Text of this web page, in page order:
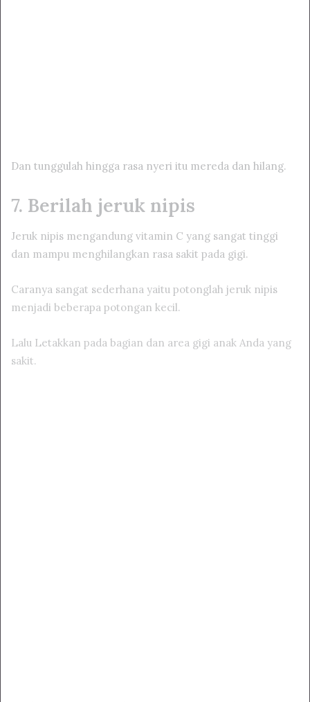
Dan tunggulah hingga rasa nyeri itu mereda dan hilang.
7. Berilah jeruk nipis
Jeruk nipis mengandung vitamin C yang sangat tinggi
dan mampu menghilangkan rasa sakit pada gigi.
Caranya sangat sederhana yaitu potonglah jeruk nipis
menjadi beberapa potongan kecil.
Lalu Letakkan pada bagian dan area gigi anak Anda yang
sakit.